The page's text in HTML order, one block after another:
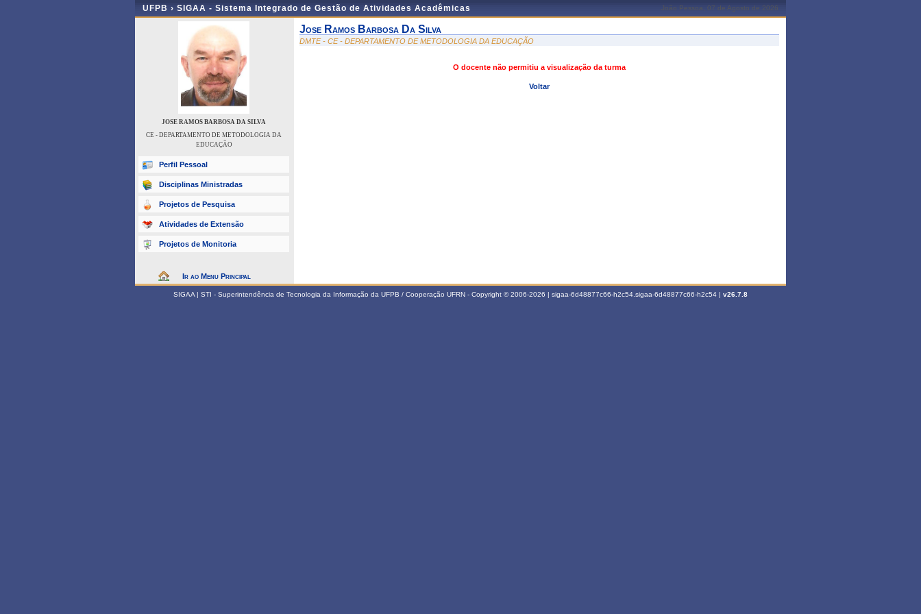
UFPB › SIGAA - Sistema Integrado de Gestão de Atividades Acadêmicas João Pessoa, 07 de Agosto de 2026
JOSE RAMOS BARBOSA DA SILVA
CE - DEPARTAMENTO DE METODOLOGIA DA
EDUCAÇÃO
Perfil Pessoal
Disciplinas Ministradas
Projetos de Pesquisa
Atividades de Extensão
Projetos de Monitoria
Ir ao Menu Principal
Jose Ramos Barbosa Da Silva
DMTE - CE - DEPARTAMENTO DE METODOLOGIA DA EDUCAÇÃO
O docente não permitiu a visualização da turma
Voltar
SIGAA | STI - Superintendência de Tecnologia da Informação da UFPB / Cooperação UFRN - Copyright © 2006-2026 | sigaa-6d48877c66-h2c54.sigaa-6d48877c66-h2c54 | v26.7.8